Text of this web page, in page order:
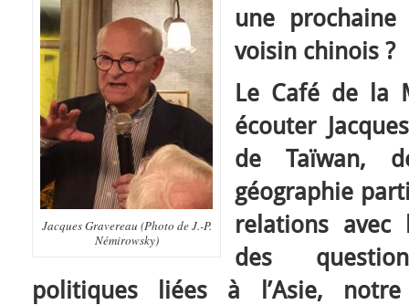
Jacques Gravereau (Photo de J.-P.
Némirowsky)
une
voisin chinois ?
Le Café de la
écouter
de Taïwan,
géographie
relations avec
des
politiques liées à l’Asie,